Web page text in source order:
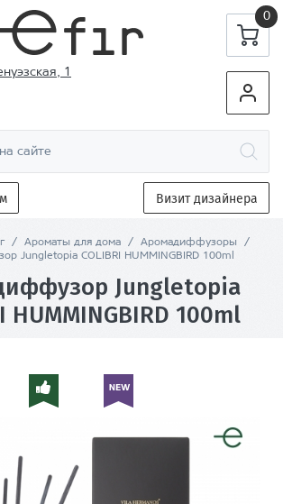
0
1
Визит дизайнера
/ Ароматы для дома / Аромадиффузоры
/
Jungletopia COLIBRI HUMMINGBIRD 100ml
Jungletopia
HUMMINGBIRD 100ml